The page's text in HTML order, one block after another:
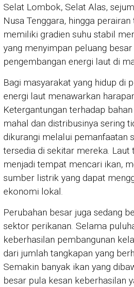
Selat Lombok, Selat Alas,
Nusa Tenggara, hingga
memiliki gradien suhu stabil
yang menyimpan peluang besar
pengembangan energi laut di
Bagi masyarakat yang hidup di
energi laut menawarkan
Ketergantungan terhadap
mahal dan distribusinya sering
dikurangi melalui pemanfaatan
tersedia di sekitar mereka. Laut
menjadi tempat mencari ikan,
sumber listrik yang dapat
ekonomi lokal.
Perubahan besar juga sedang
sektor perikanan. Selama
keberhasilan pembangunan
dari jumlah tangkapan yang
Semakin banyak ikan yang
besar pula kesan keberhasilan